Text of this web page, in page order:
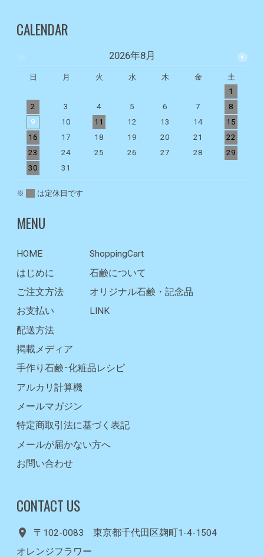
CALENDAR
2026年8月
日 月 火 水 木 金
土
1
2
3 4 5 6 7
8
9
10 11 12 13 14
15
16
17 18 19 20 21
22
23
24 25 26 27 28
29
30
31
※ は定休日です
MENU
HOME
はじめに
ご注文方法
お支払い
ShoppingCart
石鹸について
オリジナル石鹸・記念品
LINK
配送方法
掲載メディア
手作り石鹸･化粧品レシピ
アルカリ計算機
メールマガジン
特定商取引法に基づく表記
メールが届かない方へ
お問い合わせ
CONTACT US
〒102-0083 東京都千代田区麹町1-4-1504
オレンジフラワー